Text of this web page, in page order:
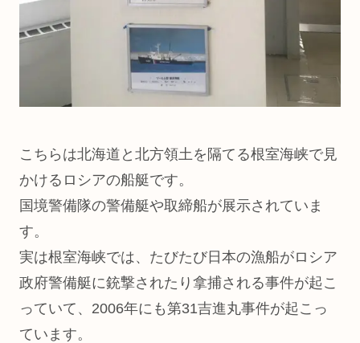
こちらは北海道と北方領土を隔てる根室海峡で見
かけるロシアの船艇です。
国境警備隊の警備艇や取締船が展示されていま
す。
実は根室海峡では、たびたび日本の漁船がロシア
政府警備艇に銃撃されたり拿捕される事件が起こ
っていて、2006年にも第31吉進丸事件が起こっ
ています。